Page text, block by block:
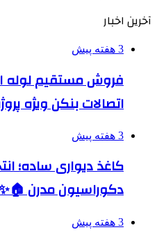
آخرین اخبار
3 هفته پیش
فروش مستقیم لوله
اتصالات بنکن ویژه
3 هفته پیش
کاغذ دیواری ساده؛
دکوراسیون مدرن
3 هفته پیش